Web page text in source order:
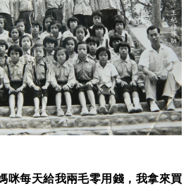
咪每天給我兩毛零用錢，我拿來買